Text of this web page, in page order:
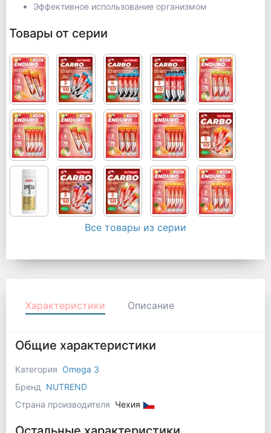
Эффективное использование организмом
Товары от серии
Все товары из серии
Характеристики Описание
Общие характеристики
Категория Omega 3
Бренд
NUTREND
Страна производителя Чехия